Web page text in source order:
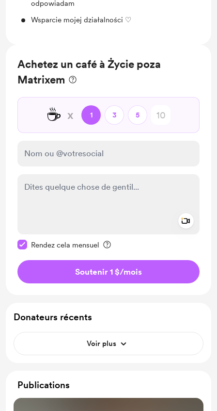
odpowiadam
Wsparcie mojej działalności ♡
Achetez un café à Życie poza
Matrixem
☕ x 1 3 5
Rendez cela mensuel
Soutenir 1 $/mois
Donateurs récents
Voir plus
Publications